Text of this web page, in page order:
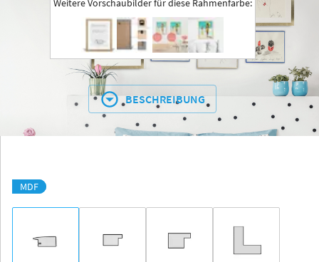
Weitere Vorschaubilder für diese Rahmenfarbe:
BESCHREIBUNG
MDF